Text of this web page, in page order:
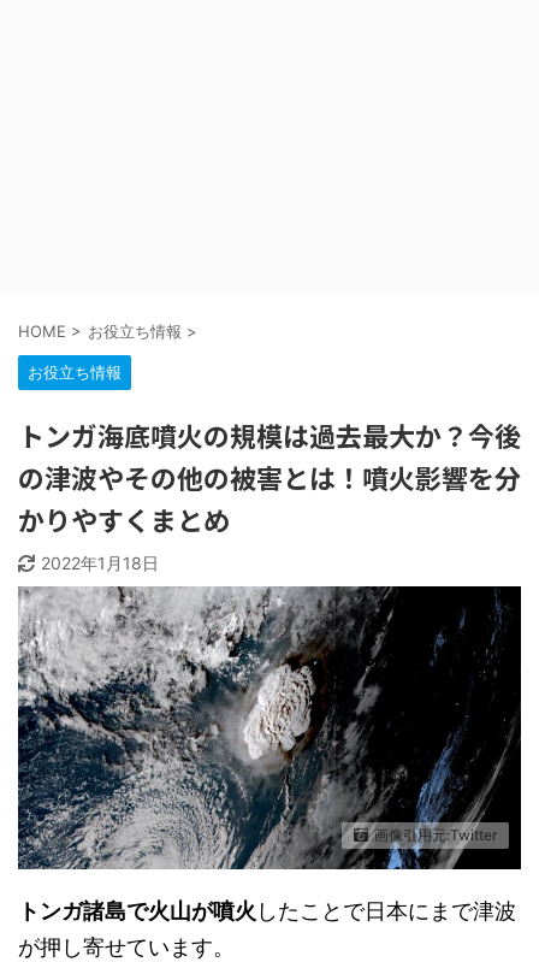
HOME > お役立ち情報 >
お役立ち情報
トンガ海底噴火の規模は過去最大か？今後
の津波やその他の被害とは！噴火影響を分
かりやすくまとめ
2022年1月18日
画像引用元:Twitter
トンガ諸島で火山が噴火 したことで日本にまで津波
が押し寄せています。